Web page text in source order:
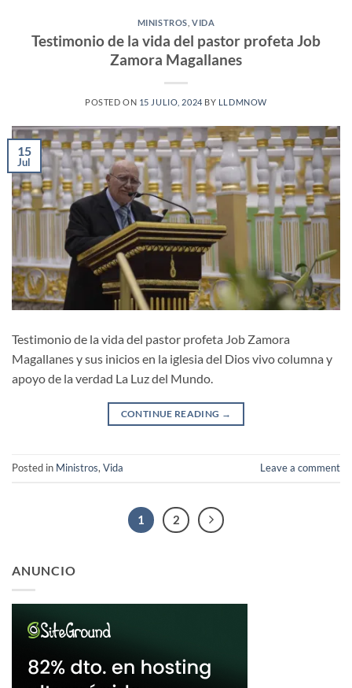
MINISTROS VIDA
Testimonio de la vida del pastor profeta Job
Zamora Magallanes
POSTED ON 15 JULIO, 2024 BY LLDMNOW
15
Jul
Testimonio de la vida del pastor profeta Job Zamora
Magallanes y sus inicios en la iglesia del Dios vivo columna y
apoyo de la verdad La Luz del Mundo.
CONTINUE READING →
Posted in Ministros, Vida Leave a comment
1 2
ANUNCIO